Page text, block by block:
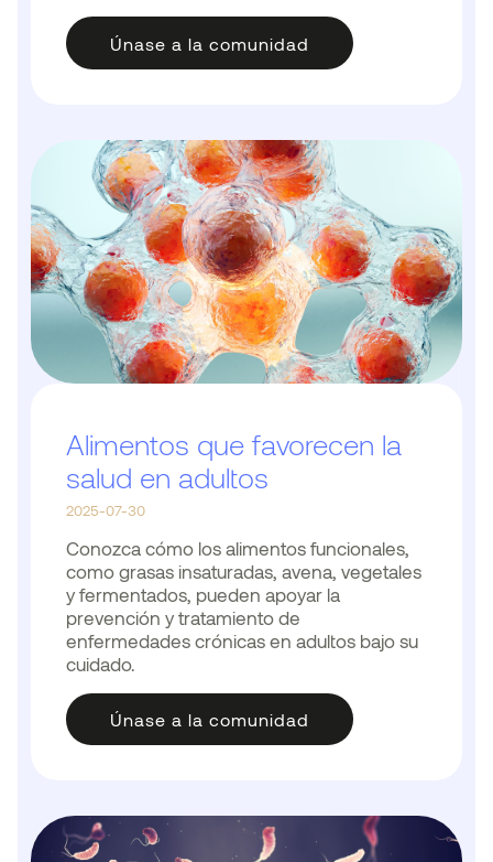
Únase a la comunidad
Alimentos que favorecen la
salud en adultos
2025-07-30
Conozca cómo los alimentos funcionales,
como grasas insaturadas, avena, vegetales
y fermentados, pueden apoyar la
prevención y tratamiento de
enfermedades crónicas en adultos bajo su
cuidado.
Únase a la comunidad